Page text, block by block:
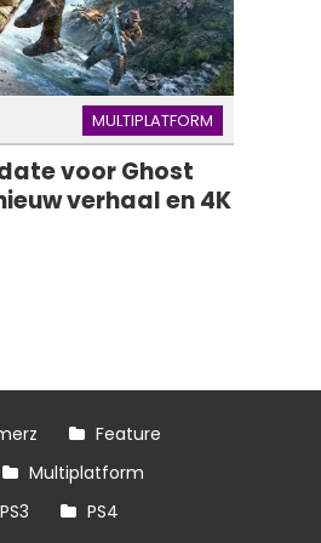
MULTIPLATFORM
voor Ghost
verhaal en 4K
Feature
Multiplatform
PS3
PS4